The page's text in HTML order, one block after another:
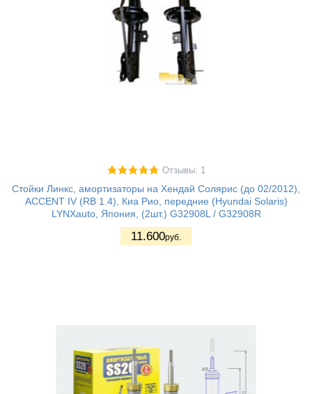
Отзывы: 1
Стойки Линкс, амортизаторы на Хендай Солярис (до 02/2012),
ACCENT IV (RB 1.4), Киа Рио, передние (Hyundai Solaris)
LYNXauto, Япония, (2шт.) G32908L / G32908R
11.600руб.